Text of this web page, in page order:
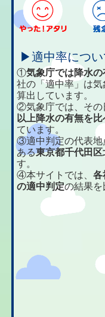
▶適中率につい
①気象庁では降水
社の「適中率」は
算出しています。
②気象庁では、その
以上降水の有無を
ています。
③適中判定の代表地
ある東京都千代田
す。
④本サイトでは、各
の適中判定の結果を